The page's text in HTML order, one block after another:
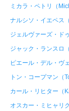
ミカラ・ペトリ（
ナルシソ・イエペス
ジェルヴァーズ・ド
ジャック・ランスロ
ピエール・デル・ヴ
トン・コープマン（
カール・リヒター（
オスカー・ミヒャリ